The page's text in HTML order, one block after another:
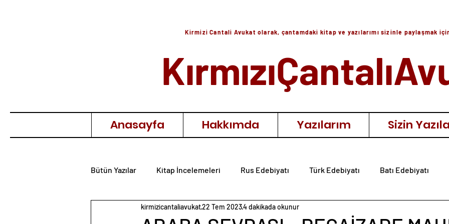
Kirmizi Cantali Avukat olarak, çantamdaki kitap ve yazılarımı sizinle paylaşmak
Anasayfa Hakkımda Yazılarım Sizin
Bütün Yazılar Kitap İncelemeleri Rus Edebiyatı Türk Edebiyatı Batı Edebiyatı
Film İncelemeleri Anı & Hatıra Diğer
kirmizicantaliavukat22 Tem 20234 dakikada okunur